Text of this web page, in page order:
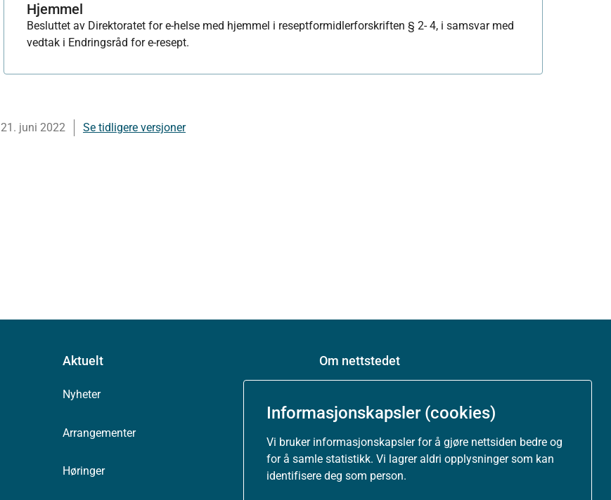
Informasjonskapsler (cookies)
Vi bruker informasjonskapsler for å gjøre nettsiden bedre og
for å samle statistikk. Vi lagrer aldri opplysninger som kan
identifisere deg som person.
Hjemmel
Besluttet av Direktoratet for e-helse med hjemmel i reseptformidlerforskriften § 2- 4, i samsvar med
vedtak i Endringsråd for e-resept.
21. juni 2022 Se tidligere versjoner
Aktuelt
Nyheter
Arrangementer
Høringer
Om nettstedet
Besøksstatistikk og informasjonskapsler